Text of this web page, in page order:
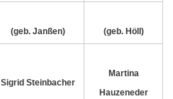
(geb. Janßen) (geb. Höll)
Sigrid Steinbacher
Martina
Hauzeneder